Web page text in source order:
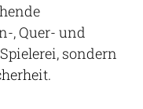
, Quer- und
sondern